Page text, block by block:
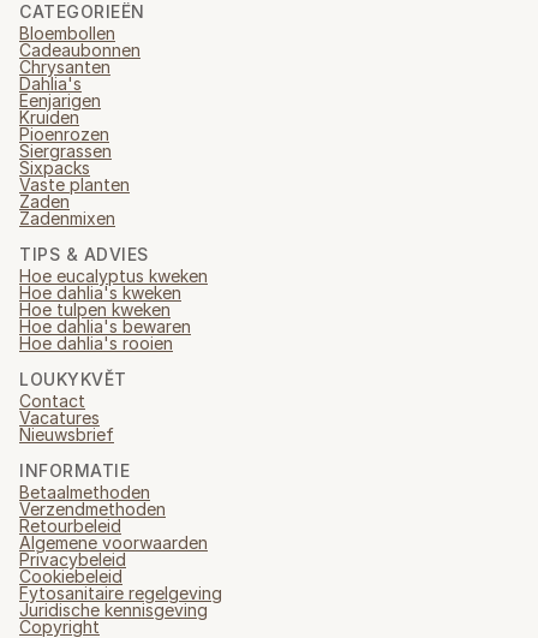
CATEGORIEËN
Bloembollen
Cadeaubonnen
Chrysanten
Dahlia's
Eenjarigen
Kruiden
Pioenrozen
Siergrassen
Sixpacks
Vaste planten
Zaden
Zadenmixen
TIPS & ADVIES
Hoe eucalyptus kweken
Hoe dahlia's kweken
Hoe tulpen kweken
Hoe dahlia's bewaren
Hoe dahlia's rooien
LOUKYKVĚT
Contact
Vacatures
Nieuwsbrief
INFORMATIE
Betaalmethoden
Verzendmethoden
Retourbeleid
Algemene voorwaarden
Privacybeleid
Cookiebeleid
Fytosanitaire regelgeving
Juridische kennisgeving
Copyright